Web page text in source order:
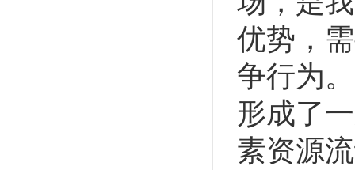
优势，
争行为
形成了
素资源